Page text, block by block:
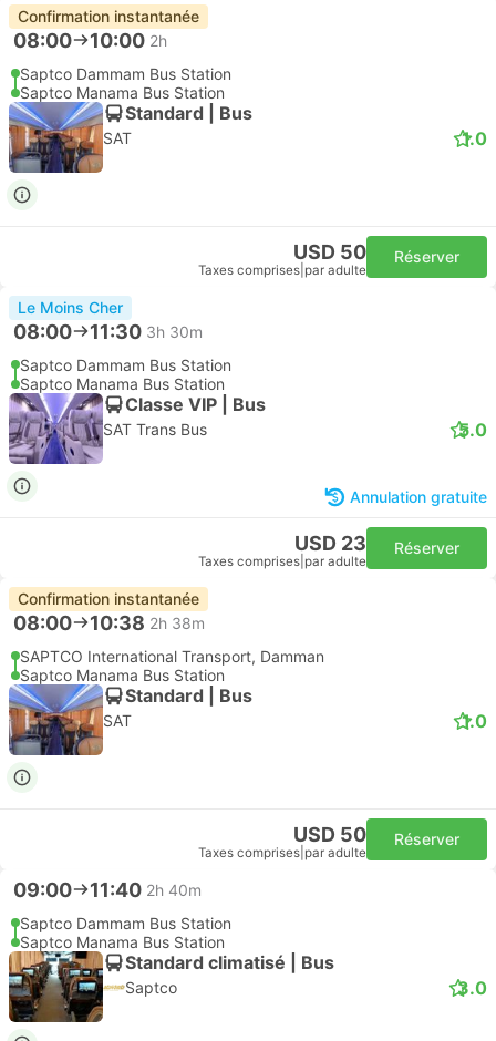
Confirmation instantanée
08:00 10:00 2h
Saptco Dammam Bus Station
Saptco Manama Bus Station
Standard | Bus
SAT 1.0
USD 50
Taxes comprises par adulte
Réserver
Le Moins Cher
08:00 11:30 3h 30m
Saptco Dammam Bus Station
Saptco Manama Bus Station
Classe VIP | Bus
SAT Trans Bus 5.0
Annulation gratuite
USD 23
Taxes comprises par adulte
Réserver
Confirmation instantanée
08:00 10:38 2h 38m
SAPTCO International Transport, Damman
Saptco Manama Bus Station
Standard | Bus
SAT 1.0
USD 50
Taxes comprises par adulte
Réserver
09:00 11:40 2h 40m
Saptco Dammam Bus Station
Saptco Manama Bus Station
Standard climatisé | Bus
Saptco 3.0